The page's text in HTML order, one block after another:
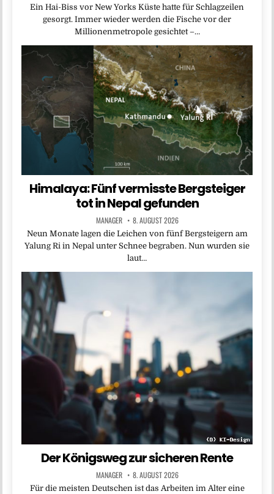
Ein Hai-Biss vor New Yorks Küste hatte für Schlagzeilen
gesorgt. Immer wieder werden die Fische vor der
Millionenmetropole gesichtet –…
Himalaya: Fünf vermisste Bergsteiger
tot in Nepal gefunden
MANAGER 8. AUGUST 2026
Neun Monate lagen die Leichen von fünf Bergsteigern am
Yalung Ri in Nepal unter Schnee begraben. Nun wurden sie
laut…
Der Königsweg zur sicheren Rente
MANAGER 8. AUGUST 2026
Für die meisten Deutschen ist das Arbeiten im Alter eine